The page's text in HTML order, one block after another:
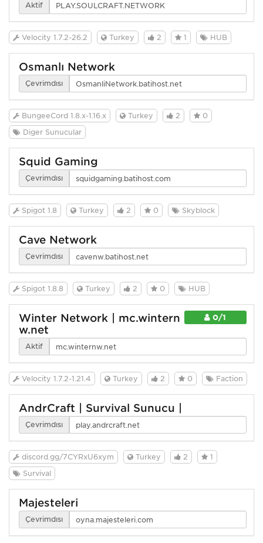
Aktif
Velocity 1.7.2-26.2 Turkey 2 1 HUB
Osmanlı Network
Çevrimdışı
BungeeCord 1.8.x-1.16.x Turkey 2
0
Diğer Sunucular
Squid Gaming
Çevrimdışı
Spigot 1.8 Turkey 2 0 Skyblock
Cave Network
Çevrimdışı
Spigot 1.8.8 Turkey 2 0 HUB
0/1
Winter Network | mc.wintern
w.net
Aktif
Velocity 1.7.2-1.21.4 Turkey 2 0 Faction
AndrCraft | Survival Sunucu |
Çevrimdışı
discord.gg/7CYRxU6xym Turkey 2
1
Survival
Majesteleri
Çevrimdışı